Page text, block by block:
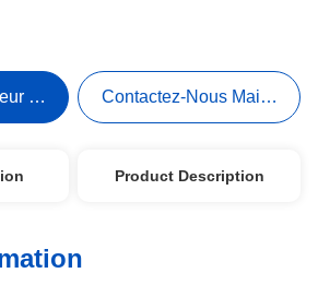
Prix Contactez-Nous Maintenant
Product Description